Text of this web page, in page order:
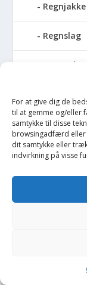
For at give dig de
til at gemme og/eller
samtykke til disse
browsingadfærd eller
dit samtykke eller
indvirkning på visse
Regnjakke
Regnslag
Regntøj
Rygsæk
Sandal